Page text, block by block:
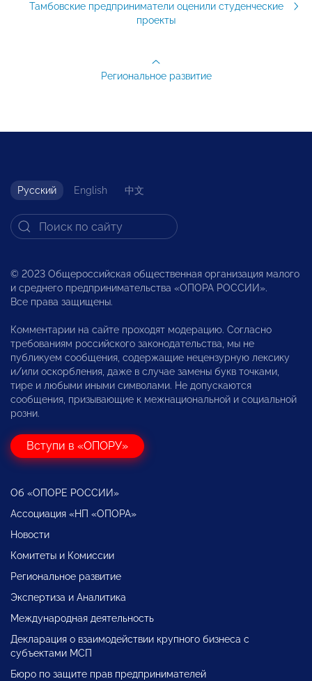
Тамбовские предприниматели оценили студенческие
проекты
Региональное развитие
Русский English 中文
© 2023 Общероссийская общественная организация малого
и среднего предпринимательства «ОПОРА РОССИИ».
Все права защищены.
Комментарии на сайте проходят модерацию. Согласно
требованиям российского законодательства, мы не
публикуем сообщения, содержащие нецензурную лексику
и/или оскорбления, даже в случае замены букв точками,
тире и любыми иными символами. Не допускаются
сообщения, призывающие к межнациональной и социальной
розни.
Вступи в «ОПОРУ»
Об «ОПОРЕ РОССИИ»
Ассоциация «НП «ОПОРА»
Новости
Комитеты и Комиссии
Региональное развитие
Экспертиза и Аналитика
Международная деятельность
Декларация о взаимодействии крупного бизнеса с
субъектами МСП
Бюро по защите прав предпринимателей